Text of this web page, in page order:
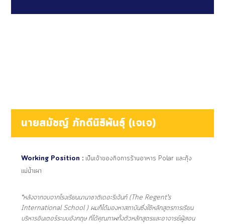
นายสมัชญ์ ภักดีนิธิพันธุ์ (เจเจ)
Working Position : เป็นเจ้าของกิจการร้านอาหาร Polar และกุ้ง
แม่น้ำเผา
“หลังจากจบจากโรงเรียนนานาชาติเดอะรีเจ้นท์ (The Regent’s
International School ) ผมก็ได้มองหาสถาบันซึ่งใช้หลักสูตรการเรียน
บริหารอินเตอร์ระบบอังกฤษ ที่ได้คุณภาพทั้งตัวหลักสูตรและอาจารย์ผู้สอน